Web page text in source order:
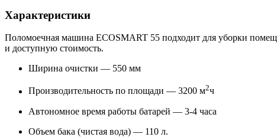
Характеристики
Поломоечная машина ECOSMART 55 подходит для уборки
и доступную стоимость.
Ширина очистки — 550 мм
Производительность по площади — 3200 м2ч
Автономное время работы батарей — 3-4 часа
Объем бака (чистая вода) — 110 л.